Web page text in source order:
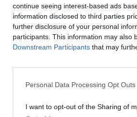
continue seeing interest-based ads
information disclosed to third parties
further disclosure of your personal
participants. This information may also
Downstream Participants that may
Personal Data Processing Opt Outs
I want to opt-out of the Sharing of